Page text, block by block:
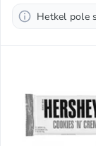
Hetkel pole